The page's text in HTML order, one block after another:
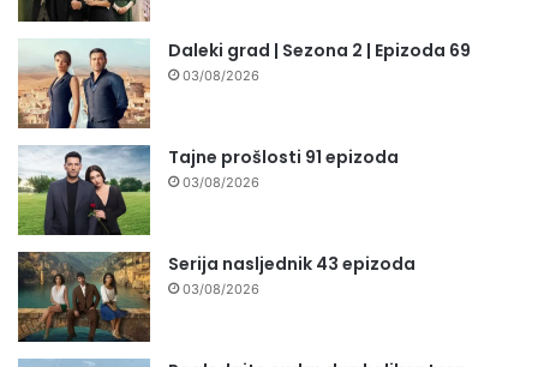
Daleki grad | Sezona 2 | Epizoda 69
03/08/2026
Tajne prošlosti 91 epizoda
03/08/2026
Serija nasljednik 43 epizoda
03/08/2026